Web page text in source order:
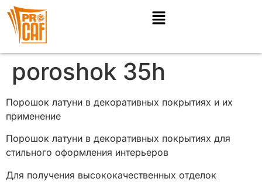
poroshok 35h
Порошок латуни в декоративных покрытиях и их
применение
Порошок латуни в декоративных покрытиях для
стильного оформления интерьеров
Для получения высококачественных отделок